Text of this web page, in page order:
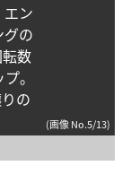
エン
の
数
。
の
(画像 No.5/13)